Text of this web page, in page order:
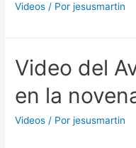
Videos / Porjesusmartin
Video del
en la
Videos / Porjesusmartin